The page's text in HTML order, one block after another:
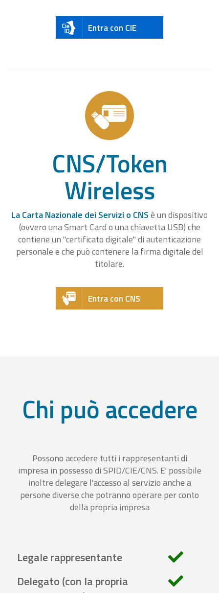
Entra con CIE
CNS/Token
Wireless
La Carta Nazionale dei Servizi o CNSè un dispositivo
(ovvero una Smart Card o una chiavetta USB) che
contiene un "certificato digitale" di autenticazione
personale e che può contenere la firma digitale del
titolare.
Entra con CNS
Chi può accedere
Possono accedere tutti i rappresentanti di
impresa in possesso di SPID/CIE/CNS. E' possibile
inoltre delegare l'accesso al servizio anche a
persone diverse che potranno operare per conto
della propria impresa
Legale rappresentante
Delegato (con la propria